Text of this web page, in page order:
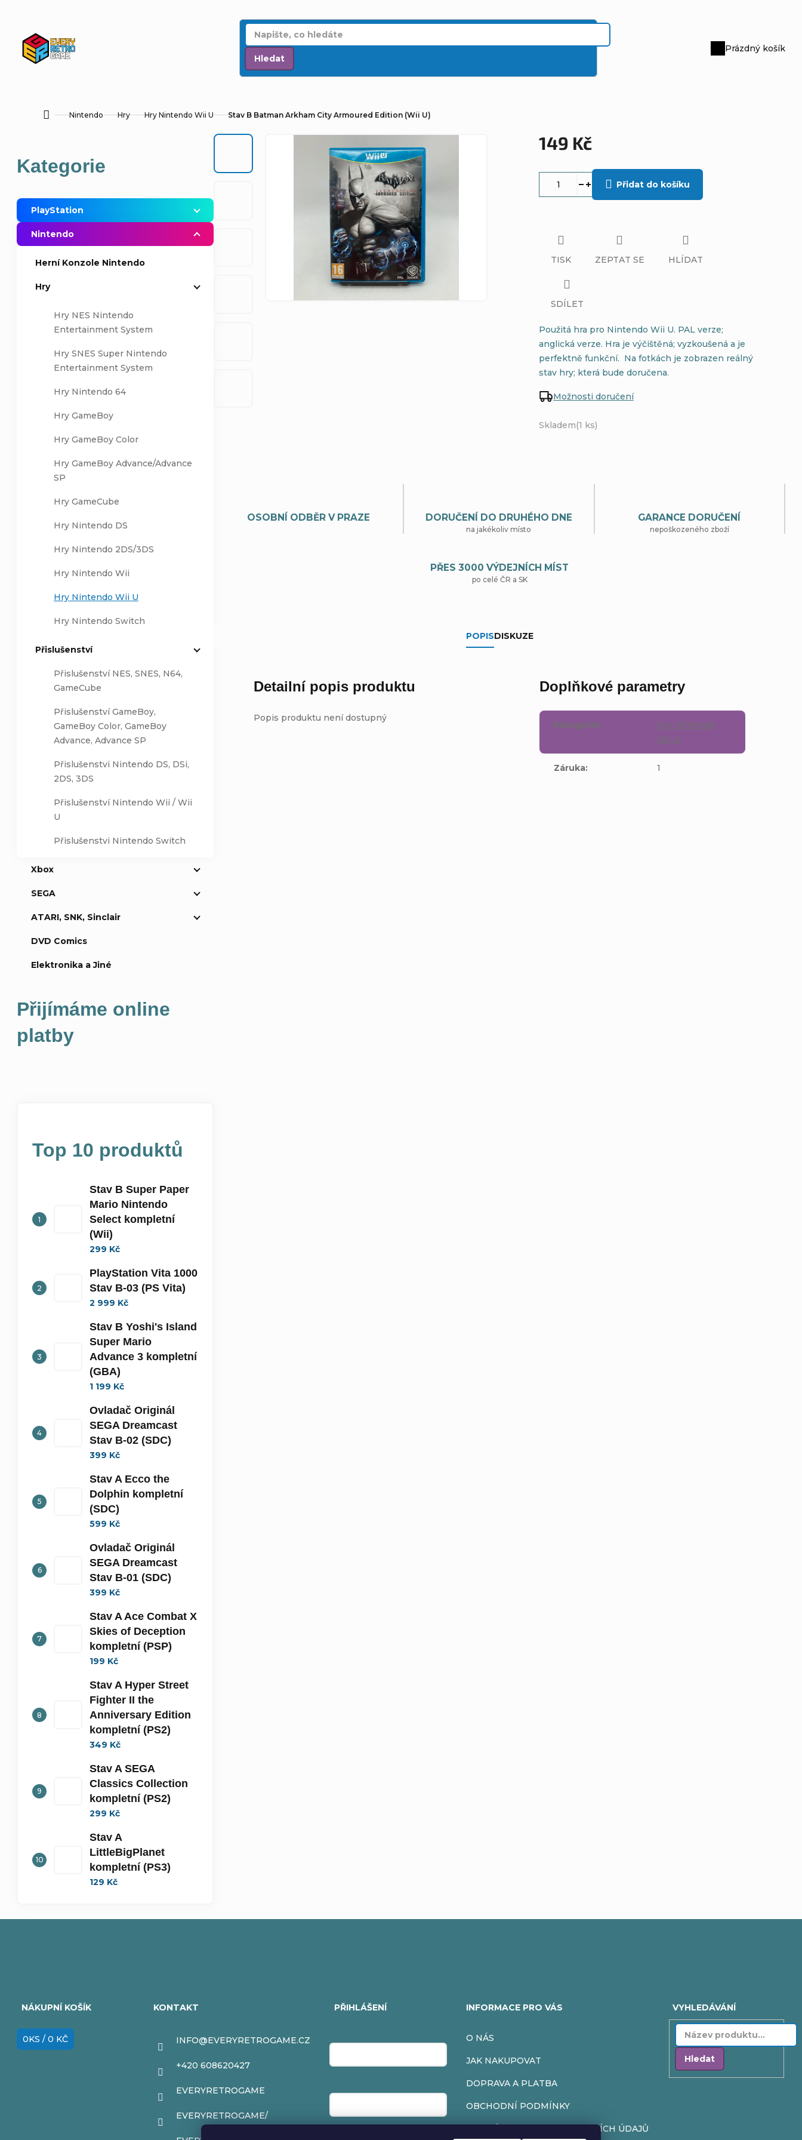
Hledat
Nákupní
Prázdný košík
DomůNintendo Hry Hry Nintendo Wii U Stav B Batman Arkham City Armoured Edition (Wii U)
o
s
t
Přeskočit
kategorie
Kategorie
PlayStation
Nintendo
Herní Konzole Nintendo
Hry
Hry NES Nintendo
Entertainment System
Hry SNES Super Nintendo
Entertainment System
Hry Nintendo 64
Hry GameBoy
Hry GameBoy Color
Hry GameBoy Advance/Advance
SP
Hry GameCube
Hry Nintendo DS
Hry Nintendo 2DS/3DS
Hry Nintendo Wii
Hry Nintendo Wii U
Hry Nintendo Switch
Přislušenství
Přislušenství NES, SNES, N64,
GameCube
Přislušenství GameBoy,
GameBoy Color, GameBoy
Advance, Advance SP
Přislušenstvi Nintendo DS, DSi,
2DS, 3DS
Přislušenství Nintendo Wii / Wii
U
Přislušenstvi Nintendo Switch
Xbox
SEGA
ATARI, SNK, Sinclair
DVD Comics
Elektronika a Jiné
Přijímáme online
platby
Top 10 produktů
Stav B Super Paper
Mario Nintendo
Select kompletní
(Wii)
299 Kč
PlayStation Vita 1000
Stav B-03 (PS Vita)
2 999 Kč
Stav B Yoshi's Island
Super Mario
Advance 3 kompletní
(GBA)
1 199 Kč
Ovladač Originál
SEGA Dreamcast
Stav B-02 (SDC)
399 Kč
Stav A Ecco the
Dolphin kompletní
(SDC)
599 Kč
Ovladač Originál
SEGA Dreamcast
Stav B-01 (SDC)
399 Kč
Stav A Ace Combat X
Skies of Deception
kompletní (PSP)
199 Kč
Stav A Hyper Street
Fighter II the
Anniversary Edition
kompletní (PS2)
349 Kč
Stav A SEGA
Classics Collection
kompletní (PS2)
299 Kč
Stav A
LittleBigPlanet
kompletní (PS3)
129 Kč
149 Kč
Skladem(1 ks)
Možnosti doručení
Přidat do košíku
Použitá hra pro Nintendo Wii U. PAL verze;
anglická verze. Hra je výčištěná; vyzkoušená a je
perfektně funkční. Na fotkách je zobrazen reálný
stav hry; která bude doručena.
TISK ZEPTAT SE HLÍDAT
SDÍLET
OSOBNÍ ODBĚR V PRAZE DORUČENÍ DO DRUHÉHO DNE
na jakékoliv místo
GARANCE DORUČENÍ
nepoškozeného zboží
PŘES 3000 VÝDEJNÍCH MÍST
po celé ČR a SK
POPISDISKUZE
Detailní popis produktu
Popis produktu není dostupný
Doplňkové parametry
Kategorie:
Hry Nintendo
Wii U
Záruka: 1
NÁKUPNÍ KOŠÍK
0KS / 0 KČ
KONTAKT
INFO@EVERYRETROGAME.CZ
+420 608620427
EVERYRETROGAME
EVERYRETROGAME/
PŘIHLÁŠENÍ INFORMACE PRO VÁS
O NÁS
JAK NAKUPOVAT
DOPRAVA A PLATBA
OBCHODNÍ PODMÍNKY
PODMÍNKY OCHRANY OSOBNÍCH ÚDAJŮ
VYHLEDÁVÁNÍ
Hledat